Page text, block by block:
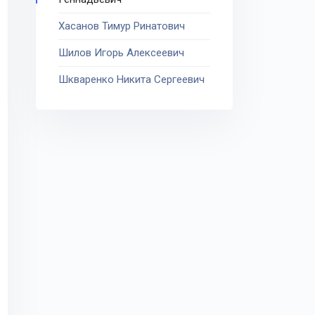
Хасанов Тимур Ринатович
Шилов Игорь Алексеевич
Шкваренко Никита Сергеевич